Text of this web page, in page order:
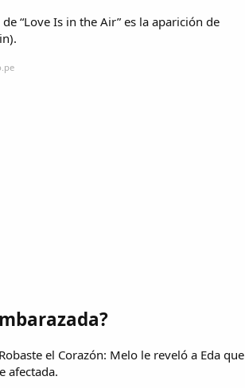
“Love Is in the Air” es la aparición de
el Corazón: Melo le reveló a Eda que
afectada.